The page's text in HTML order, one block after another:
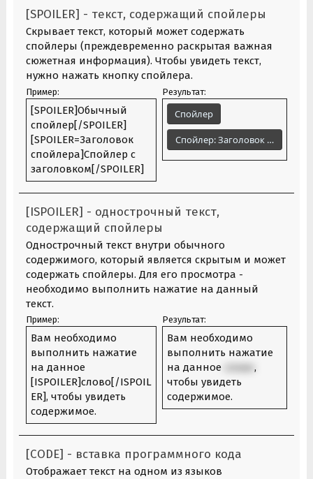
[SPOILER] - текст, содержащий спойлеры
Скрывает текст, который может содержать
спойлеры (преждевременно раскрытая важная
сюжетная информация). Чтобы увидеть текст,
нужно нажать кнопку спойлера.
Пример:
[SPOILER]Обычный
спойлер[/SPOILER]
[SPOILER=Заголовок
спойлера]Спойлер с
заголовком[/SPOILER]
Результат:
Спойлер
Спойлер:Заголовок спойлера
[ISPOILER] - однострочный текст,
содержащий спойлеры
Однострочный текст внутри обычного
содержимого, который является скрытым и может
содержать спойлеры. Для его просмотра -
необходимо выполнить нажатие на данный
текст.
Пример:
Вам необходимо
выполнить нажатие
на данное
[ISPOILER]слово[/ISPOIL
ER], чтобы увидеть
содержимое.
Результат:
Вам необходимо
выполнить нажатие
на данное
,
чтобы увидеть
содержимое.
[CODE] - вставка программного кода
Отображает текст на одном из языков